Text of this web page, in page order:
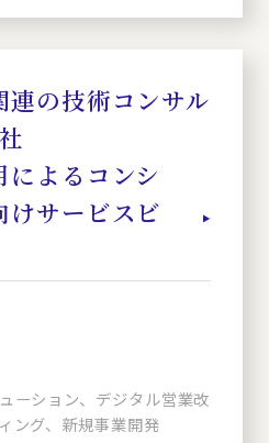
の技術コンサル
よるコンシ
けサービスビ
ーション、デジタル営業改
ング、新規事業開発